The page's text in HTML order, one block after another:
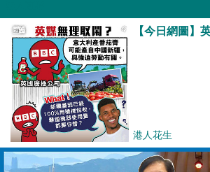
【今日網圖】
港人花生